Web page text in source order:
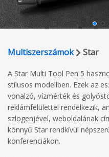
Multiszerszámok Star
A Star Multi Tool Pen 5
stílusos modellben. Ezek az
vonalzó, vízmérték és
reklámfelülettel rendelkezik,
szlogenjével, weboldalának
könnyű Star rendkívül
konferenciákon.